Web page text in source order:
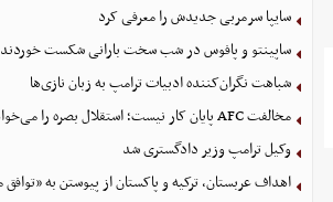
سایپا سرمربی جدیدش را معرفی کرد
ساپینتو و پافوس در شب سخت بارانی شکست خوردند
شباهت نگران‌کننده ادبیات ترامپ به زبان نازی‌ها
مخالفت AFC پایان کار نیست؛ استقلال بصره را می‌خواهد
وکیل ترامپ وزیر دادگستری شد
اهداف عربستان، ترکیه و پاکستان از پیوستن به